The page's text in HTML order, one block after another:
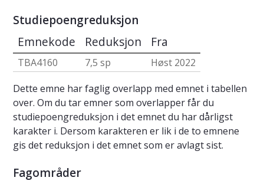
Studiepoengreduksjon
Emnekode Reduksjon Fra
TBA4160 7,5 sp
Høst 2022
Dette emne har faglig overlapp med emnet i tabellen
over. Om du tar emner som overlapper får du
studiepoengreduksjon i det emnet du har dårligst
karakter i. Dersom karakteren er lik i de to emnene
gis det reduksjon i det emnet som er avlagt sist.
Fagområder